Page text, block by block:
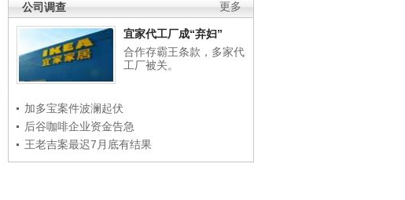
更多
公司调查
宜家代工厂成“弃妇”
合作存霸王条款，多家代
工厂被关。
加多宝案件波澜起伏
后谷咖啡企业资金告急
王老吉案最迟7月底有结果